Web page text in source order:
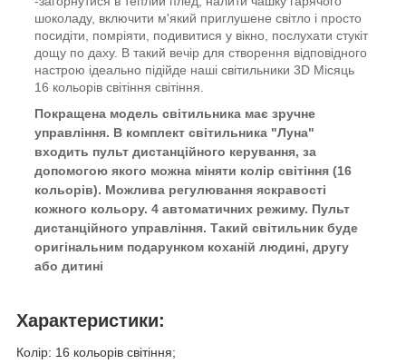
шоколаду, включити м'який приглушене світло і просто
посидіти, помріяти, подивитися у вікно, послухати стукіт
дощу по даху. В такий вечір для створення відповідного
настрою ідеально підійде наші світильники 3D Місяць
16 кольорів світіння світіння.
Покращена модель світильника має зручне
управління. В комплект світильника "Луна"
входить пульт дистанційного керування, за
допомогою якого можна міняти колір світіння (16
кольорів). Можлива регулювання яскравості
кожного кольору. 4 автоматичних режиму. Пульт
дистанційного управління. Такий світильник буде
оригінальним подарунком коханій людині, другу
або дитині
Характеристики:
Колір: 16 кольорів світіння;